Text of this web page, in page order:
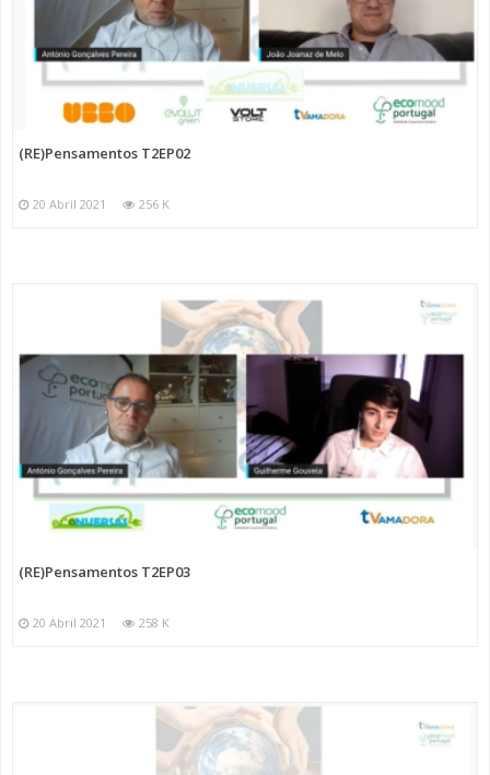
(RE)Pensamentos T2EP02
20 Abril 2021 256 K
(RE)Pensamentos T2EP03
20 Abril 2021 258 K